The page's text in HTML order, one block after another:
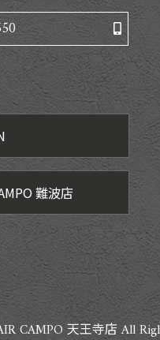
難波店
CAMPO 天王寺店All